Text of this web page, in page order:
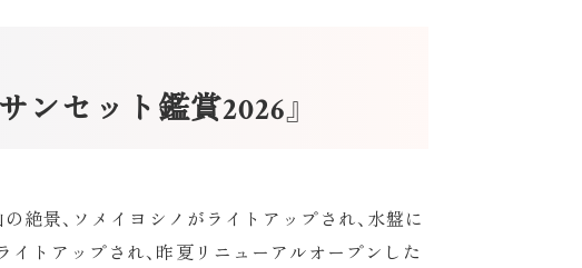
ンセット鑑賞2026』
絶景、ソメイヨシノがライトアップされ、水盤に
トアップされ、昨夏リニューアルオープンした